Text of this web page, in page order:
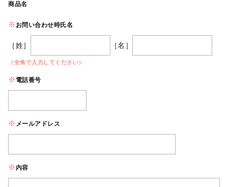
商品名
お問い合わせ時氏名
［姓］ ［名］
（全角で入力してください）
電話番号
メールアドレス
内容